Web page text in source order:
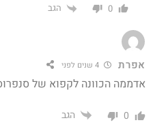
0 הגב
אפרת
אדממה הכוונה לקפוא של
0 הגב